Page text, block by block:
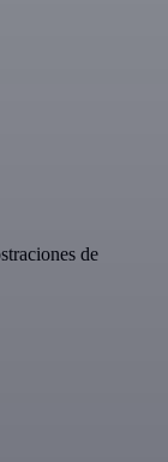
de